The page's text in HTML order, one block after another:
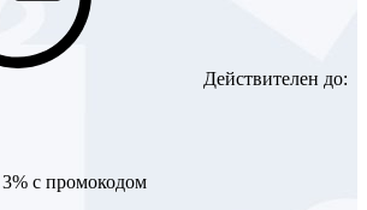
Действителен до:
с промокодом